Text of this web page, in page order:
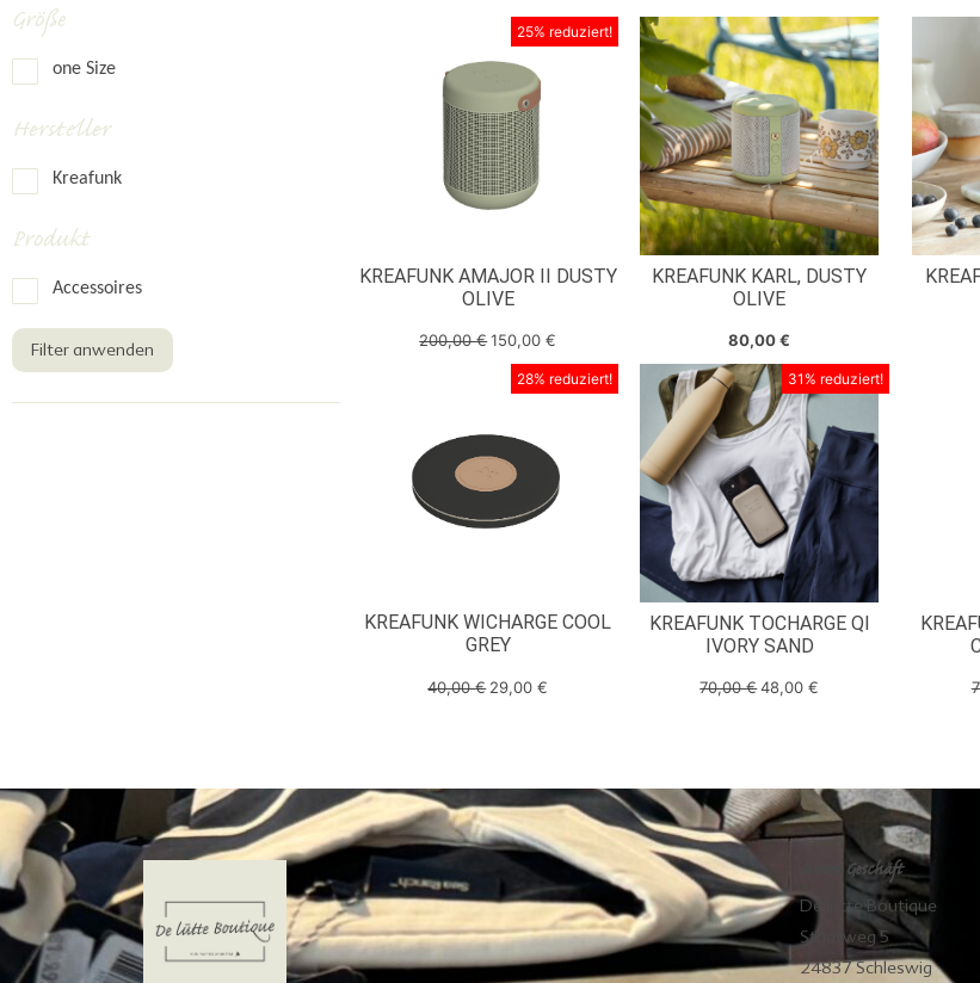
Größe
one Size
Hersteller
Kreafunk
Produkt
Accessoires
Filter anwenden
25% reduziert!
KREAFUNK AMAJOR II DUSTY
OLIVE
200,00€150,00€
KREAFUNK KARL, DUSTY
OLIVE
80,00€
28% reduziert!
KREAFUNK WICHARGE COOL
GREY
40,00€ 29,00€
31% reduziert!
KREAFUNK TOCHARGE QI
IVORY SAND
70,00€48,00€
Unser Geschäft
De lütte Boutique
Stadtweg 5
24837 Schleswig